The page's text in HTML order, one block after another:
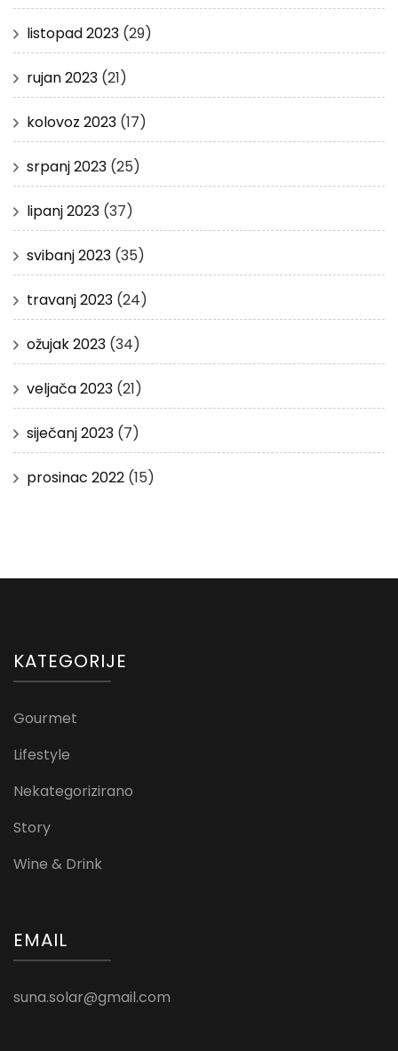
listopad 2023 (29)
rujan 2023 (21)
kolovoz 2023 (17)
srpanj 2023 (25)
lipanj 2023 (37)
svibanj 2023 (35)
travanj 2023 (24)
ožujak 2023 (34)
veljača 2023 (21)
siječanj 2023 (7)
prosinac 2022 (15)
KATEGORIJE
Gourmet
Lifestyle
Nekategorizirano
Story
Wine & Drink
EMAIL
suna.solar@gmail.com